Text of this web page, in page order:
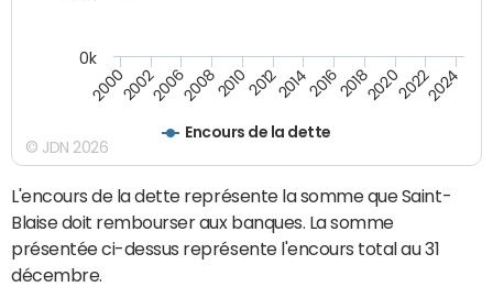
Encours de la dette
200020022006200820102012201420162018202020222024
0k
© JDN 2026
L'encours de la dette représente la somme que Saint-
Blaise doit rembourser aux banques. La somme
présentée ci-dessus représente l'encours total au 31
décembre.